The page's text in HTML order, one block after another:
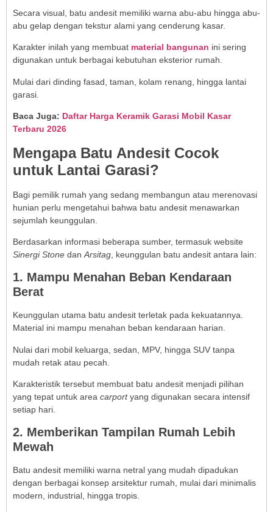
Secara visual, batu andesit memiliki warna abu-abu hingga abu-
abu gelap dengan tekstur alami yang cenderung kasar.
Karakter inilah yang membuat material bangunan ini sering
digunakan untuk berbagai kebutuhan eksterior rumah.
Mulai dari dinding fasad, taman, kolam renang, hingga lantai
garasi.
Baca Juga: Daftar Harga Keramik Garasi Mobil Kasar
Terbaru 2026
Mengapa Batu Andesit Cocok
untuk Lantai Garasi?
Bagi pemilik rumah yang sedang membangun atau merenovasi
hunian perlu mengetahui bahwa batu andesit menawarkan
sejumlah keunggulan.
Berdasarkan informasi beberapa sumber, termasuk website
Sinergi Stone dan Arsitag , keunggulan batu andesit antara lain:
1. Mampu Menahan Beban Kendaraan
Berat
Keunggulan utama batu andesit terletak pada kekuatannya.
Material ini mampu menahan beban kendaraan harian.
Nulai dari mobil keluarga, sedan, MPV, hingga SUV tanpa
mudah retak atau pecah.
Karakteristik tersebut membuat batu andesit menjadi pilihan
yang tepat untuk area carportyang digunakan secara intensif
setiap hari.
2. Memberikan Tampilan Rumah Lebih
Mewah
Batu andesit memiliki warna netral yang mudah dipadukan
dengan berbagai konsep arsitektur rumah, mulai dari minimalis
modern, industrial, hingga tropis.